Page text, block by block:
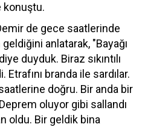
konuştu.
de gece saatlerinde
anlatarak, "Bayağı
duyduk. Biraz sıkıntılı
branda ile sardılar.
doğru. Bir anda bir
oluyor gibi sallandı
oldu. Bir geldik bina